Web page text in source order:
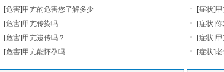
[危害]甲亢的危害您了解多少
[危害]甲亢传染吗
[危害]甲亢遗传吗？
[危害]甲亢能怀孕吗
[症状]
[症状]
[症状]
[症状]